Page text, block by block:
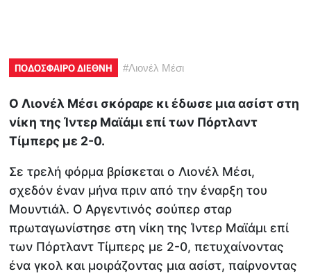
ΠΟΔΟΣΦΑΙΡΟ ΔΙΕΘΝΗ #Λιονέλ Μέσι
Ο Λιονέλ Μέσι σκόραρε κι έδωσε μια ασίστ στη
νίκη της Ίντερ Μαϊάμι επί των Πόρτλαντ
Τίμπερς με 2-0.
Σε τρελή φόρμα βρίσκεται ο Λιονέλ Μέσι,
σχεδόν έναν μήνα πριν από την έναρξη του
Μουντιάλ. Ο Αργεντινός σούπερ σταρ
πρωταγωνίστησε στη νίκη της Ίντερ Μαϊάμι επί
των Πόρτλαντ Τίμπερς με 2-0, πετυχαίνοντας
ένα γκολ και μοιράζοντας μια ασίστ, παίρνοντας